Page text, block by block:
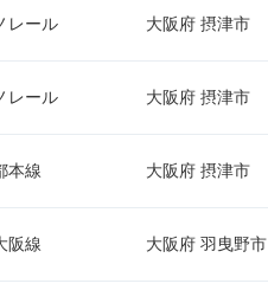
レール 大阪府 摂津市
レール 大阪府 摂津市
本線 大阪府 摂津市
阪線 大阪府 羽曳野市